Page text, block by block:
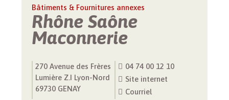
Bâtiments & Fournitures annexes
Rhône Saône
Maconnerie
270 Avenue des Frères
Lumière Z.I Lyon-Nord
69730 GENAY
04 74 00 12 10
Site internet
Courriel